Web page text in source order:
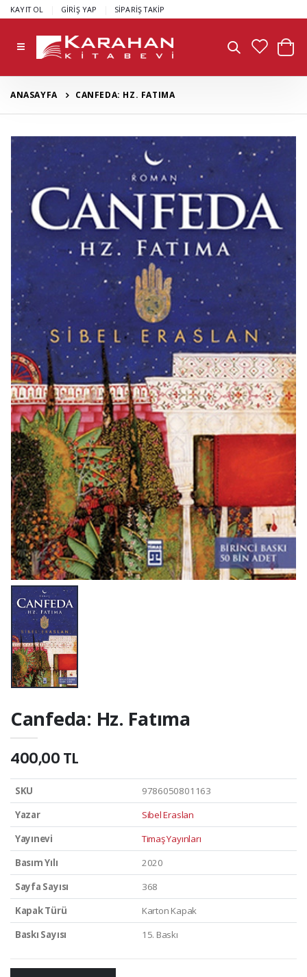
KAYIT OL GİRİŞ YAP SİPARİŞ TAKİP
ANASAYFA CANFEDA: HZ. FATIMA
Canfeda: Hz. Fatıma
400,00 TL
SKU
9786050801163
Yazar
Sibel Eraslan
Yayınevi
Timaş Yayınları
Basım Yılı
2020
Sayfa Sayısı
368
Kapak Türü
Karton Kapak
Baskı Sayısı
15. Baskı